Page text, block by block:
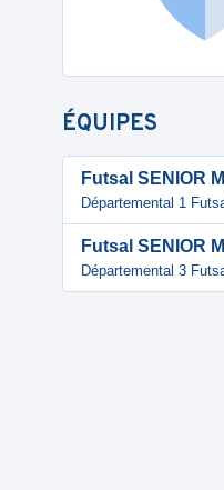
ÉQUIPES
Futsal SENIOR
Départemental 1
Futsal SENIOR
Départemental 3